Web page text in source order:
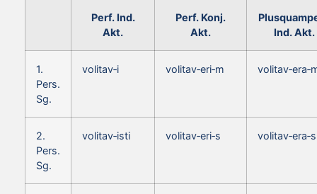
Perf. Ind.
Akt.
Perf. Konj.
Akt.
Ind. Akt.
1.
Pers.
Sg.
volitav‑i volitav‑eri‑m
2.
Pers.
Sg.
volitav‑isti volitav‑eri‑s volitav‑era‑s